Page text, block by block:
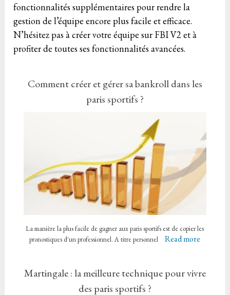
fonctionnalités supplémentaires pour rendre la
gestion de l’équipe encore plus facile et efficace.
N’hésitez pas à créer votre équipe sur FBI V2 et à
profiter de toutes ses fonctionnalités avancées.
Comment créer et gérer sa bankroll dans les
paris sportifs ?
La manière la plus facile de gagner aux paris sportifs est de copier les
pronostiques d'un professionnel. A titre personnel
Read more
Martingale : la meilleure technique pour vivre
des paris sportifs ?